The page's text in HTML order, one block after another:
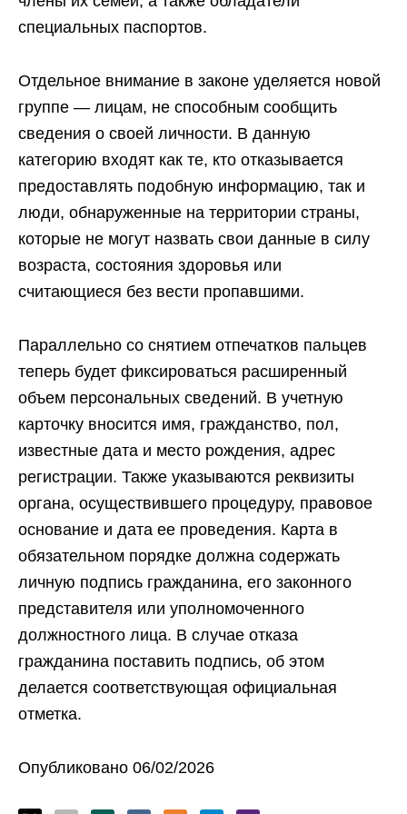
специальных паспортов.
Отдельное внимание в законе уделяется новой
группе — лицам, не способным сообщить
сведения о своей личности. В данную
категорию входят как те, кто отказывается
предоставлять подобную информацию, так и
люди, обнаруженные на территории страны,
которые не могут назвать свои данные в силу
возраста, состояния здоровья или
считающиеся без вести пропавшими.
Параллельно со снятием отпечатков пальцев
теперь будет фиксироваться расширенный
объем персональных сведений. В учетную
карточку вносится имя, гражданство, пол,
известные дата и место рождения, адрес
регистрации. Также указываются реквизиты
органа, осуществившего процедуру, правовое
основание и дата ее проведения. Карта в
обязательном порядке должна содержать
личную подпись гражданина, его законного
представителя или уполномоченного
должностного лица. В случае отказа
гражданина поставить подпись, об этом
делается соответствующая официальная
отметка.
Опубликовано 06/02/2026